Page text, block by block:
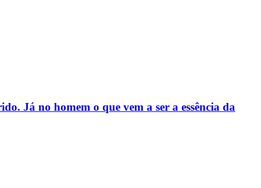
Já no homem o que vem a ser a essência da